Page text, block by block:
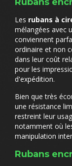
Les rubans à
mélangées avec
conviennent
ordinaire et non
dans leur coût
pour les
d'expédition.
Bien que très
une résistance
restreint leur
notamment où
manipulation
Rubans